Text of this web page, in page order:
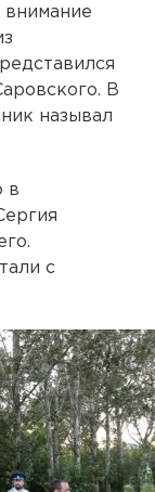
внимание
В
называл
в
с